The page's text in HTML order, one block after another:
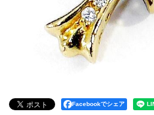
Facebookでシェア